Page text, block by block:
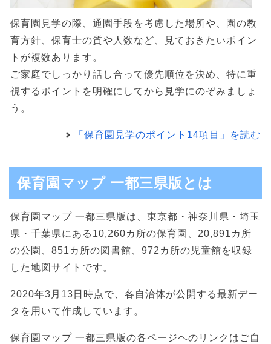
保育園見学の際、通園手段を考慮した場所や、園の教
育方針、保育士の質や人数など、見ておきたいポイン
トが複数あります。
ご家庭でしっかり話し合って優先順位を決め、特に重
視するポイントを明確にしてから見学にのぞみましょ
う。
「保育園見学のポイント14項目」を読む
保育園マップ 一都三県版とは
保育園マップ 一都三県版は、東京都・神奈川県・埼玉
県・千葉県にある10,260カ所の保育園、20,891カ所
の公園、851カ所の図書館、972カ所の児童館を収録
した地図サイトです。
2020年3月13日時点で、各自治体が公開する最新デー
タを用いて作成しています。
保育園マップ 一都三県版の各ページヘのリンクはご自